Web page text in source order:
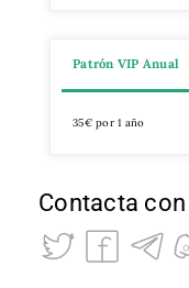
Patrón VIP Anual
35€ por 1 año
Contacta